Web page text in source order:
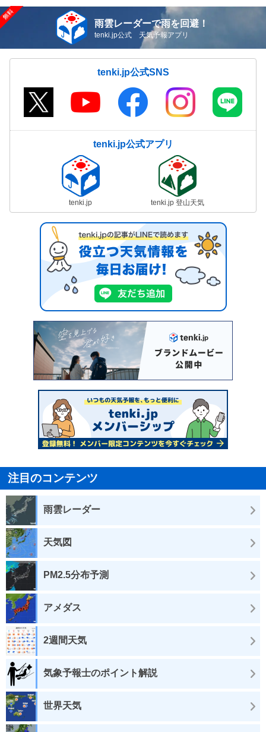
雨雲レーダーで雨を回避！
tenki.jp公式 天気予報アプリ
tenki.jp公式SNS
tenki.jp公式アプリ
tenki.jp tenki.jp 登山天気
注目のコンテンツ
雨雲レーダー
天気図
PM2.5分布予測
アメダス
2週間天気
気象予報士のポイント解説
世界天気